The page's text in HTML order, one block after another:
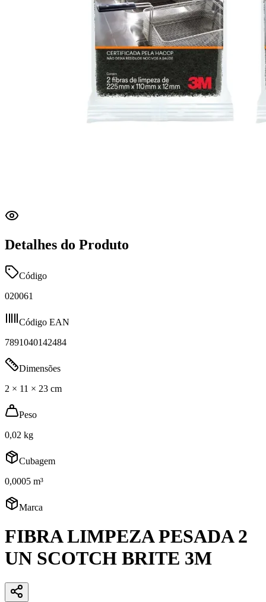
Detalhes do Produto
Código
020061
Código EAN
7891040142484
Dimensões
2 × 11 × 23 cm
Peso
0,02 kg
Cubagem
0,0005 m³
Marca
FIBRA LIMPEZA PESADA 2
UN SCOTCH BRITE 3M